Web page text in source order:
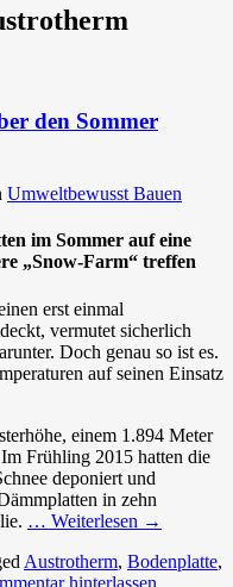
den Sommer
Umweltbewusst Bauen
im Sommer auf eine
„Snow-Farm“ treffen
erst einmal
vermutet sicherlich
Doch genau so ist es.
auf seinen Einsatz
einem 1.894 Meter
Frühling 2015 hatten die
deponiert und
in zehn
… Weiterlesen →
Austrotherm, Bodenplatte,
hinterlassen